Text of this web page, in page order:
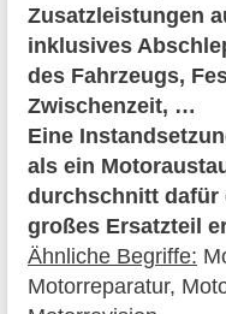
Zusatzleistungen
inklusives
des Fahrzeugs,
Zwischenzeit, …
Eine
als ein
durchschnitt dafür
großes Ersatzteil
Ähnliche Begriffe:
Motorreparatur,